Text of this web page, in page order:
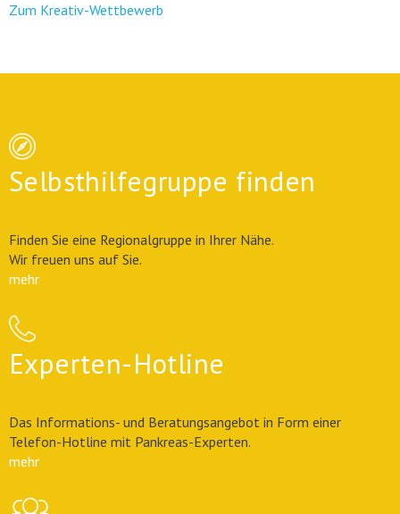
Zum Kreativ-Wettbewerb
Selbsthilfegruppe finden
Finden Sie eine Regionalgruppe in Ihrer Nähe.
Wir freuen uns auf Sie.
mehr
Experten-Hotline
Das Informations- und Beratungsangebot in Form einer
Telefon-Hotline mit Pankreas-Experten.
mehr